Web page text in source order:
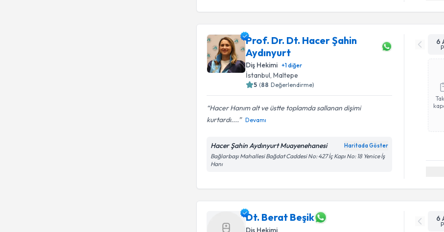
Prof. Dr. Dt. Hacer Şahin
Aydınyurt
Diş Hekimi +1diğer
İstanbul, Maltepe
5 (88 Değerlendirme)
Hacer Hanım alt ve üstte toplamda sallanan dişimi
kurtardı....
Devamı
Hacer Şahin Aydınyurt Muayenehanesi Haritada Göster
Bağlarbaşı Mahallesi Bağdat Caddesi No: 427 İç Kapı No: 18 Yenice İş
Hanı
6
Dt. Berat Beşik
Diş Hekimi
6